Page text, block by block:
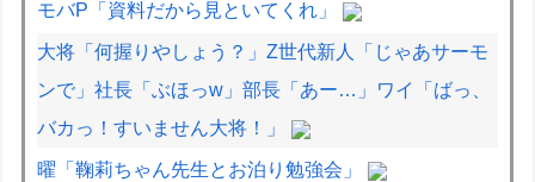
モバP「資料だから見といてくれ」
大将「何握りやしょう？」Z世代新人「じゃあサーモ
ンで」社長「ぶほっw」部長「あー…」ワイ「ばっ、
バカっ！すいません大将！」
曜「鞠莉ちゃん先生とお泊り勉強会」